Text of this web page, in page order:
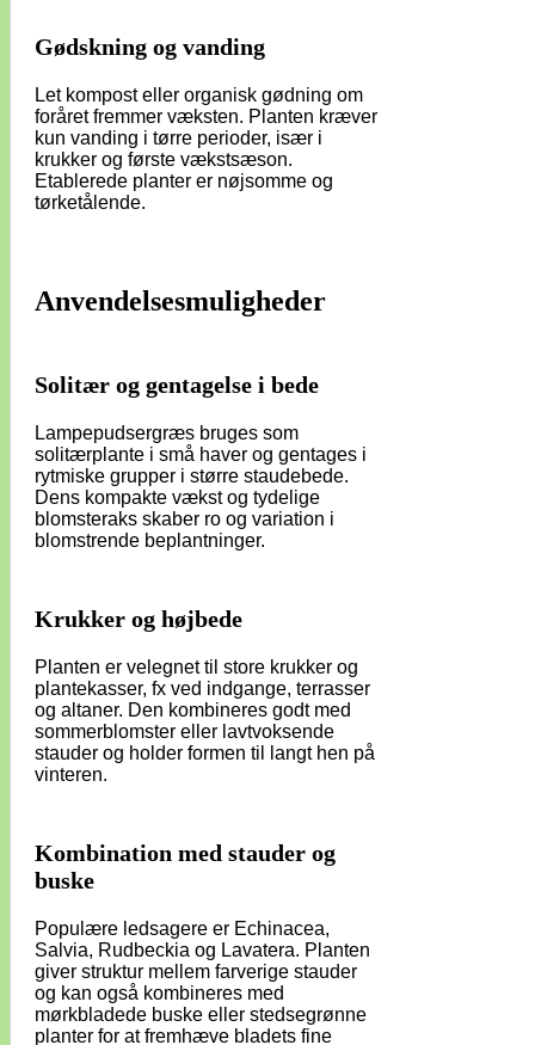
Gødskning og vanding
Let kompost eller organisk gødning om
foråret fremmer væksten. Planten kræver
kun vanding i tørre perioder, især i
krukker og første vækstsæson.
Etablerede planter er nøjsomme og
tørketålende.
Anvendelsesmuligheder
Solitær og gentagelse i bede
Lampepudsergræs bruges som
solitærplante i små haver og gentages i
rytmiske grupper i større staudebede.
Dens kompakte vækst og tydelige
blomsteraks skaber ro og variation i
blomstrende beplantninger.
Krukker og højbede
Planten er velegnet til store krukker og
plantekasser, fx ved indgange, terrasser
og altaner. Den kombineres godt med
sommerblomster eller lavtvoksende
stauder og holder formen til langt hen på
vinteren.
Kombination med stauder og
buske
Populære ledsagere er Echinacea,
Salvia, Rudbeckia og Lavatera. Planten
giver struktur mellem farverige stauder
og kan også kombineres med
mørkbladede buske eller stedsegrønne
planter for at fremhæve bladets fine